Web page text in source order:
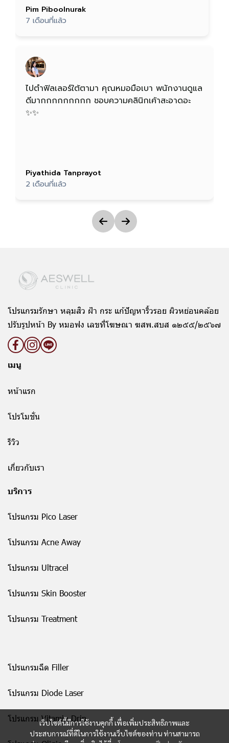
เว็บไซต์นี้มีการใช้งานคุกกี้ เพื่อเพิ่มประสิทธิภาพและ
ประสบการณ์ที่ดีในการใช้งานเว็บไซต์ของท่าน ท่านสามารถ
โปรแกรมรักษา หลุมสิว ฝ้า กระ แก้ปัญหาริ้วรอย ผิวหย่อนคล้อย
ปรับรูปหน้า By หมอฟง เลขที่โฆษณา ฆสพ.สบส ๑๒๕๕/๒๕๖๗
เมนู
หน้าแรก
โปรโมชั่น
รีวิว
เกี่ยวกับเรา
บริการ
โปรแกรม Pico Laser
โปรแกรม Acne Away
โปรแกรม Ultracel
โปรแกรม Skin Booster
โปรแกรม Treatment
โปรแกรมฉีด Filler
โปรแกรม Diode Laser
โปรแกรม Vitamin Drip